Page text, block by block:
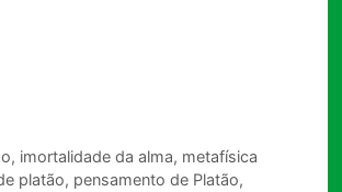
, imortalidade da alma, metafísica
platão, pensamento de Platão,